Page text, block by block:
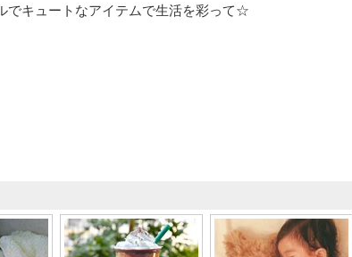
でキュートなアイテムで生活を彩って☆